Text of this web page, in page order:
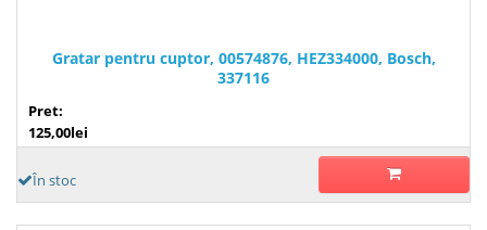
Gratar pentru cuptor, 00574876, HEZ334000, Bosch,
337116
Pret:
125,00lei
În stoc